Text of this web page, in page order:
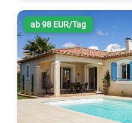
ab 98 EUR/Tag